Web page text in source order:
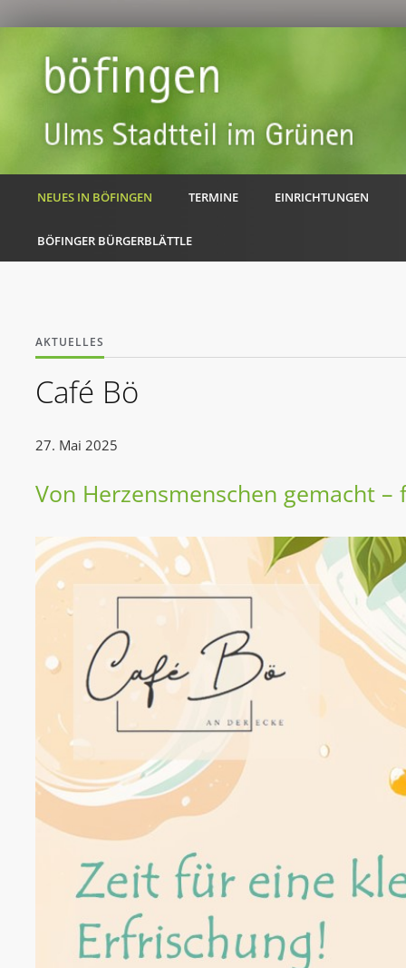
NEUES IN BÖFINGEN TERMINE EINRICHTUNGEN
BÖFINGER BÜRGERBLÄTTLE
AKTUELLES
Café Bö
27. Mai 2025
Von Herzensmenschen gemacht